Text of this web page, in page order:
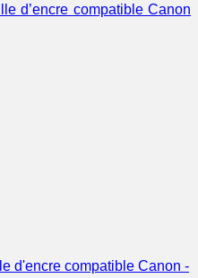
d’encre compatible Canon